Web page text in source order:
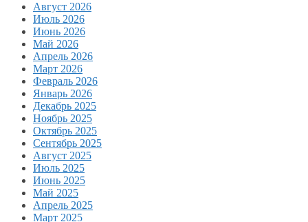
Август 2026
Июль 2026
Июнь 2026
Май 2026
Апрель 2026
Март 2026
Февраль 2026
Январь 2026
Декабрь 2025
Ноябрь 2025
Октябрь 2025
Сентябрь 2025
Август 2025
Июль 2025
Июнь 2025
Май 2025
Апрель 2025
Март 2025